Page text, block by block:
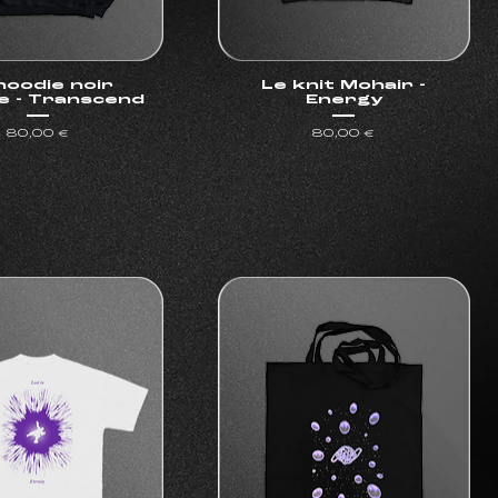
noir
- Transcend
Prix
80,00 €
Le knit Mohair -
Energy
Prix
80,00 €